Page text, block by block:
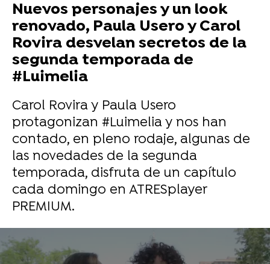
Nuevos personajes y un look
renovado, Paula Usero y Carol
Rovira desvelan secretos de la
segunda temporada de
#Luimelia
Carol Rovira y Paula Usero
protagonizan #Luimelia y nos han
contado, en pleno rodaje, algunas de
las novedades de la segunda
temporada, disfruta de un capítulo
cada domingo en ATRESplayer
PREMIUM.